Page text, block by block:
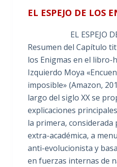
EL ESPEJO DE LOS
EL ESPEJO DE
Resumen del Capítulo
los Enigmas en el libro-
Izquierdo Moya
imposible» (Amazon,
largo del siglo XX se
explicaciones
la primera, considerada
extra-académica, a
anti-evolucionista y
en fuerzas internas de